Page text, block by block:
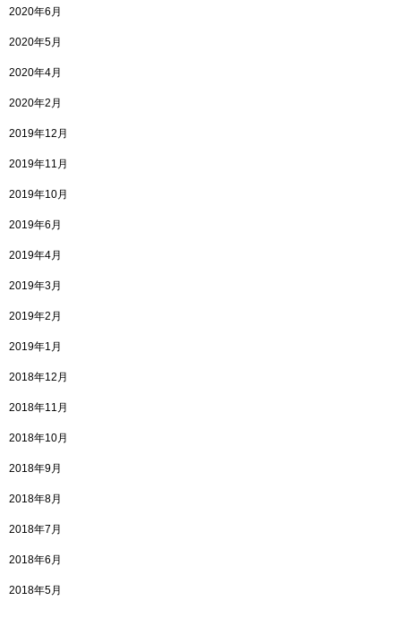
2020年6月
2020年5月
2020年4月
2020年2月
2019年12月
2019年11月
2019年10月
2019年6月
2019年4月
2019年3月
2019年2月
2019年1月
2018年12月
2018年11月
2018年10月
2018年9月
2018年8月
2018年7月
2018年6月
2018年5月